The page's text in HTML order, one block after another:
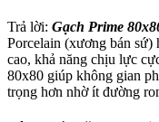
Trả lời: Gạch Prime
Porcelain (xương bán sứ)
cao, khả năng chịu lực
80x80 giúp không gian
trọng hơn nhờ ít đường